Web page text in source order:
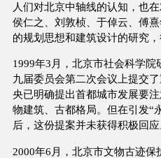
人们对北京中轴线的认知，也
侯仁之、刘敦桢、于倬云、傅
的规划思想和建筑设计的研究，
1999年3月，北京市社会科学
九届委员会第二次会议上提交
央已明确提出首都城市发展要
物建筑、古都格局。但在引发“
后，这份提案并未获得积极回应
2000年6月，北京市文物古迹